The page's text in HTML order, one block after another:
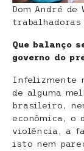
Dom André
Que balanço
governo do
Infelizmente
de alguma
brasileiro,
econômica, o
violência, a
isto nem